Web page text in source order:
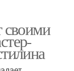
своими